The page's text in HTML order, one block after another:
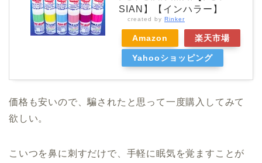
SIAN】【インハラー】
created by Rinker
Amazon 楽天市場
Yahooショッピング
価格も安いので、騙されたと思って一度購入してみて
欲しい。
こいつを鼻に刺すだけで、手軽に眠気を覚ますことが